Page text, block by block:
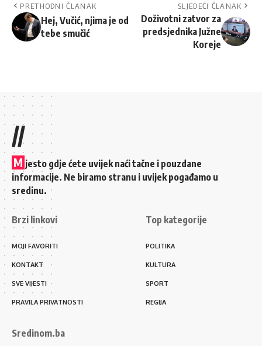
PRETHODNI ČLANAK
Hej, Vučić, njima je od
tebe smučić
SLJEDEĆI ČLANAK
Doživotni zatvor za
predsjednika Južne
Koreje
//
M jesto gdje ćete uvijek naći tačne i pouzdane
informacije. Ne biramo stranu i uvijek pogađamo u
sredinu.
Brzi linkovi
MOJI FAVORITI
KONTAKT
SVE VIJESTI
PRAVILA PRIVATNOSTI
Top kategorije
POLITIKA
KULTURA
SPORT
REGIJA
Sredinom.ba